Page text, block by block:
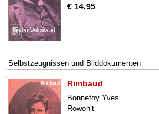
€ 14.95
Selbstzeugnissen und Bilddokumenten
Rimbaud
Bonnefoy Yves
Rowohlt